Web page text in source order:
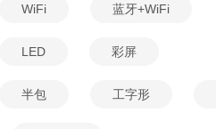
WiFi 蓝牙+WiFi
LED 彩屏
半包 工字形